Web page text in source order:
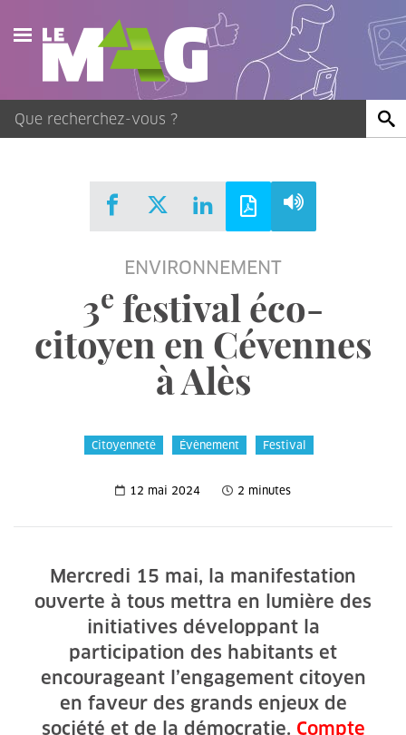
Actualités
Agenda
Publications
ENVIRONNEMENT
3e festival éco-
citoyen en Cévennes
à Alès
Citoyenneté Évènement Festival
12 mai 2024 2 minutes
Mercredi 15 mai, la manifestation
ouverte à tous mettra en lumière des
initiatives développant la
participation des habitants et
encourageant l’engagement citoyen
en faveur des grands enjeux de
société et de la démocratie. Compte